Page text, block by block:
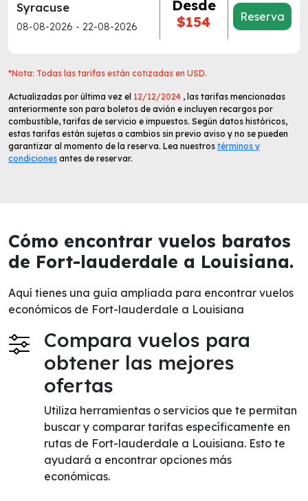
Syracuse
08-08-2026 - 22-08-2026
Desde
$154
Reserva
*Nota: Todas las tarifas están cotizadas en USD.
Actualizadas por última vez el 12/12/2024 , las tarifas mencionadas
anteriormente son para boletos de avión e incluyen recargos por
combustible, tarifas de servicio e impuestos. Según datos históricos,
estas tarifas están sujetas a cambios sin previo aviso y no se pueden
garantizar al momento de la reserva. Lea nuestros términos y
condiciones antes de reservar.
Cómo encontrar vuelos baratos
de Fort-lauderdale a Louisiana.
Aquí tienes una guía ampliada para encontrar vuelos
económicos de Fort-lauderdale a Louisiana
Compara vuelos para
obtener las mejores
ofertas
Utiliza herramientas o servicios que te permitan
buscar y comparar tarifas específicamente en
rutas de Fort-lauderdale a Louisiana. Esto te
ayudará a encontrar opciones más
económicas.